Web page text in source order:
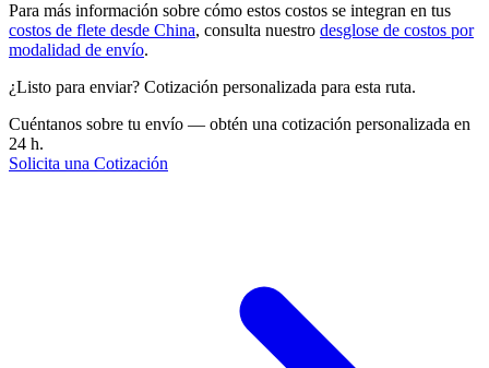
Para más información sobre cómo estos costos se integran en tus
costos de flete desde China, consulta nuestro desglose de costos por
modalidad de envío.
¿Listo para enviar? Cotización personalizada para esta ruta.
Cuéntanos sobre tu envío — obtén una cotización personalizada en
24 h.
Solicita una Cotización